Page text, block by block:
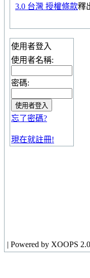
3.0 台灣 授權條款釋
使用者登入
使用者名稱:
密碼:
忘了密碼?
現在就註冊!
| Powered by XOOPS